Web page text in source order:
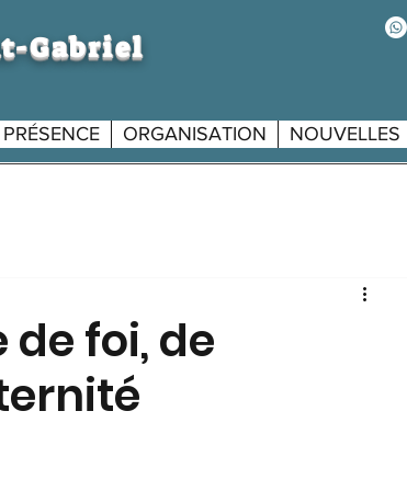
Gabriel
PRÉSENCE ORGANISATION NOUVELLES
de foi, de